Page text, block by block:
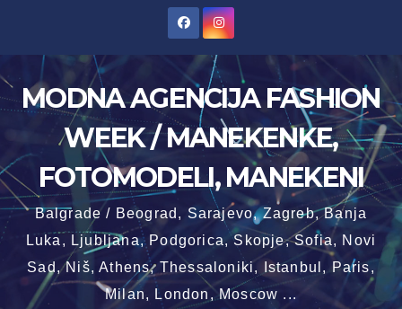
content
MODNA AGENCIJA FASHION
WEEK / MANEKENKE,
FOTOMODELI, MANEKENI
Balgrade / Beograd, Sarajevo, Zagreb, Banja
Luka, Ljubljana, Podgorica, Skopje, Sofia, Novi
Sad, Niš, Athens, Thessaloniki, Istanbul, Paris,
Milan, London, Moscow ...